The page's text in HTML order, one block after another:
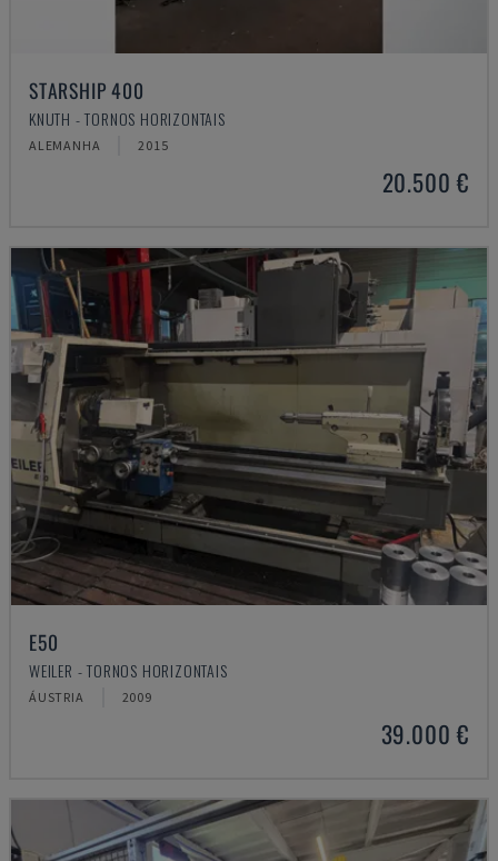
STARSHIP 400
KNUTH - TORNOS HORIZONTAIS
ALEMANHA 2015
20.500 €
E50
WEILER - TORNOS HORIZONTAIS
ÁUSTRIA 2009
39.000 €